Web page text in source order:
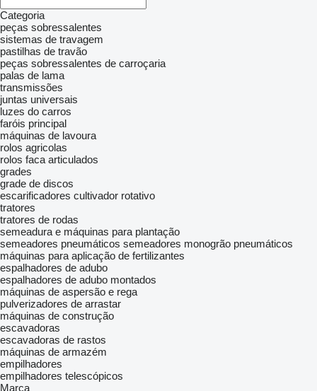
Categoria
peças sobressalentes
sistemas de travagem
pastilhas de travão
peças sobressalentes de carroçaria
palas de lama
transmissões
juntas universais
luzes do carros
faróis principal
máquinas de lavoura
rolos agricolas
rolos faca articulados
grades
grade de discos
escarificadores cultivador rotativo
tratores
tratores de rodas
semeadura e máquinas para plantação
semeadores pneumáticos semeadores monogrão pneumáticos
máquinas para aplicação de fertilizantes
espalhadores de adubo
espalhadores de adubo montados
máquinas de aspersão e rega
pulverizadores de arrastar
máquinas de construção
escavadoras
escavadoras de rastos
máquinas de armazém
empilhadores
empilhadores telescópicos
Marca